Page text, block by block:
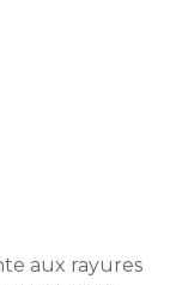
aux rayures